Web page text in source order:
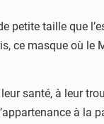
petite taille que
ce masque où le
santé, à leur
à la